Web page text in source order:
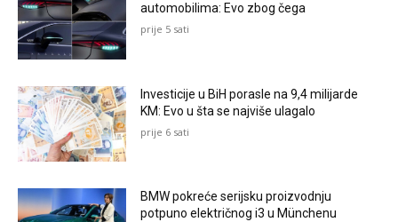
automobilima: Evo zbog čega
prije 5 sati
Investicije u BiH porasle na 9,4 milijarde
KM: Evo u šta se najviše ulagalo
prije 6 sati
BMW pokreće serijsku proizvodnju
potpuno električnog i3 u Münchenu